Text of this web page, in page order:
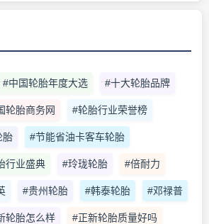
#中国轮胎年度大选 #十大轮胎品牌
轮胎商务网 #轮胎行业荣誉榜
胎 #节能省油卡客车轮胎
行业盛典 #玲珑轮胎 #倍耐力
#贵州轮胎 #韩泰轮胎 #邓禄普
轮胎怎么样 #正新轮胎质量好吗